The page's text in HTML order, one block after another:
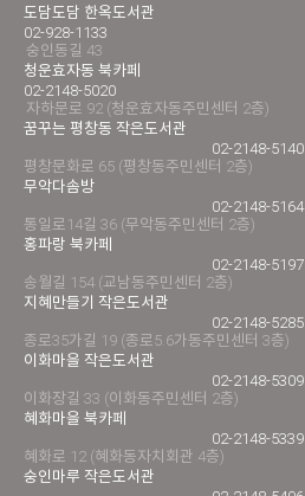
도담도담 한옥도서관
02-928-1133
숭인동길 43
청운효자동 북카페
02-2148-5020
자하문로 92 (청운효자동주민센터 2층)
꿈꾸는 평창동 작은도서관
02-2148-5140
평창문화로 65 (평창동주민센터 2층)
무악다솜방
02-2148-5164
통일로14길 36 (무악동주민센터 2층)
홍파랑 북카페
02-2148-5197
송월길 154 (교남동주민센터 2층)
지혜만들기 작은도서관
02-2148-5285
종로35가길 19 (종로5.6가동주민센터 3층)
이화마을 작은도서관
02-2148-5309
이화장길 33 (이화동주민센터 2층)
혜화마을 북카페
02-2148-5339
혜화로 12 (혜화동자치회관 4층)
숭인마루 작은도서관